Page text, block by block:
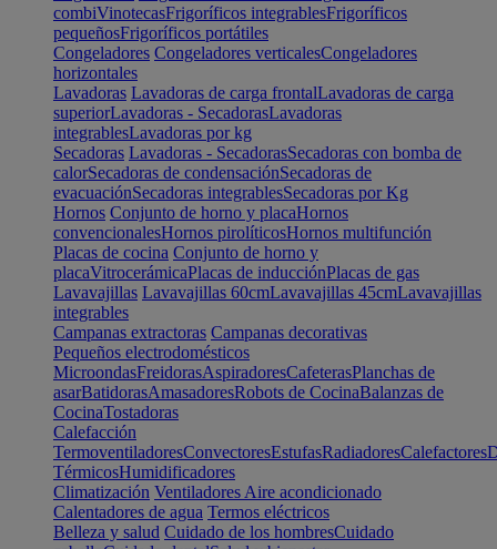
combiVinotecasFrigoríficos integrablesFrigoríficos
pequeñosFrigoríficos portátiles
Congeladores Congeladores verticalesCongeladores
horizontales
Lavadoras Lavadoras de carga frontalLavadoras de carga
superiorLavadoras - SecadorasLavadoras
integrablesLavadoras por kg
Secadoras Lavadoras - SecadorasSecadoras con bomba de
calorSecadoras de condensaciónSecadoras de
evacuaciónSecadoras integrablesSecadoras por Kg
Hornos Conjunto de horno y placaHornos
convencionalesHornos pirolíticosHornos multifunción
Placas de cocina Conjunto de horno y
placaVitrocerámicaPlacas de inducciónPlacas de gas
Lavavajillas Lavavajillas 60cmLavavajillas 45cmLavavajillas
integrables
Campanas extractoras Campanas decorativas
Pequeños electrodomésticos
MicroondasFreidorasAspiradoresCafeterasPlanchas de
asarBatidorasAmasadoresRobots de CocinaBalanzas de
CocinaTostadoras
Calefacción
TermoventiladoresConvectoresEstufasRadiadoresCalefactores
TérmicosHumidificadores
Climatización Ventiladores Aire acondicionado
Calentadores de agua Termos eléctricos
Belleza y salud Cuidado de los hombresCuidado